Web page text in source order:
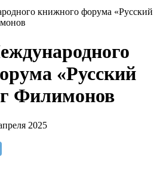
книжного форума «Русский
«Русский
Филимонов
2025